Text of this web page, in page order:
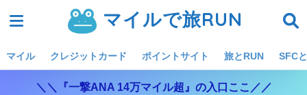
マイルで旅RUN
マイル クレジットカード ポイントサイト 旅とRUN SFC
＼＼『一撃ANA 14万マイル超』の入口ここ／／